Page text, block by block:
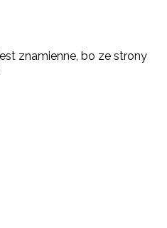
znamienne, bo ze strony